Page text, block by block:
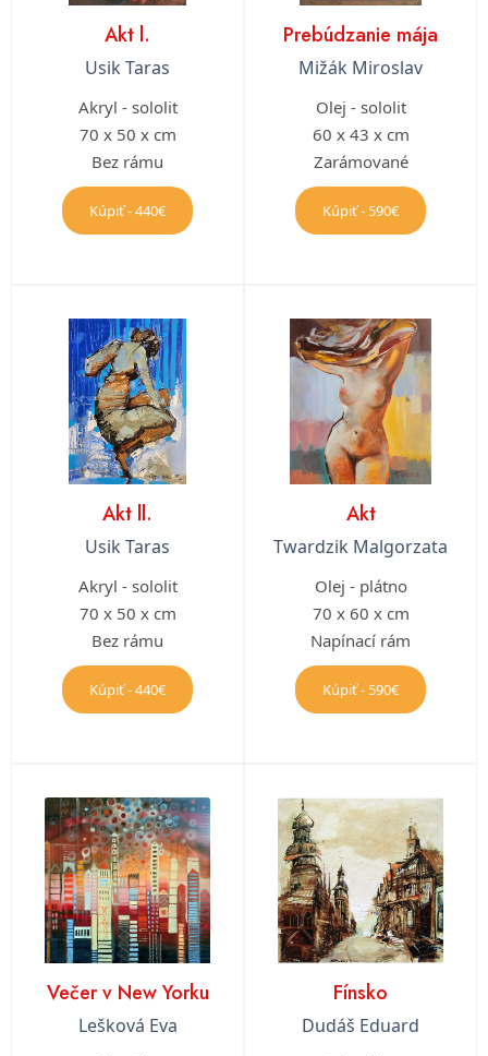
Akt l.
Usik Taras
Akryl - sololit
70 x 50 x cm
Bez rámu
Kúpiť - 440€
Prebúdzanie mája
Mižák Miroslav
Olej - sololit
60 x 43 x cm
Zarámované
Kúpiť - 590€
Akt ll.
Usik Taras
Akryl - sololit
70 x 50 x cm
Bez rámu
Kúpiť - 440€
Akt
Twardzik Malgorzata
Olej - plátno
70 x 60 x cm
Napínací rám
Kúpiť - 590€
Večer v New Yorku
Lešková Eva
Fínsko
Dudáš Eduard